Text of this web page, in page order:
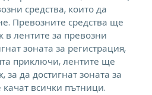
средства, които да
Превозните средства ще
лентите за превозни
зоната за регистрация,
приключи, лентите ще
да достигнат зоната за
всички пътници.